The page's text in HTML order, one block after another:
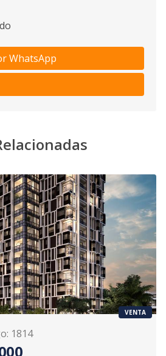
WhatsApp
VENTA
: 1814